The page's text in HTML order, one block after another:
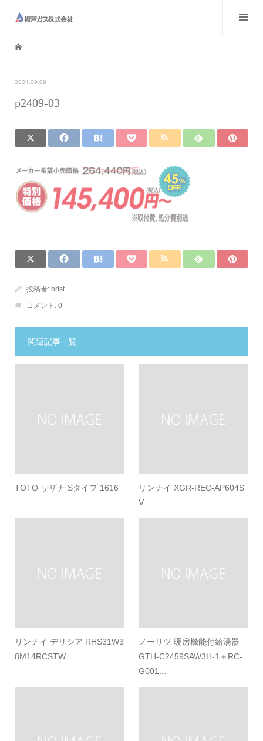
2024.09.09
p2409-03
投稿者: brist
コメント: 0
関連記事一覧
TOTO サザナ Sタイプ 1616
リンナイ XGR-REC-AP604S
V
リンナイ デリシア RHS31W3
8M14RCSTW
ノーリツ 暖房機能付給湯器
GTH-C2459SAW3H-1＋RC-
G001...